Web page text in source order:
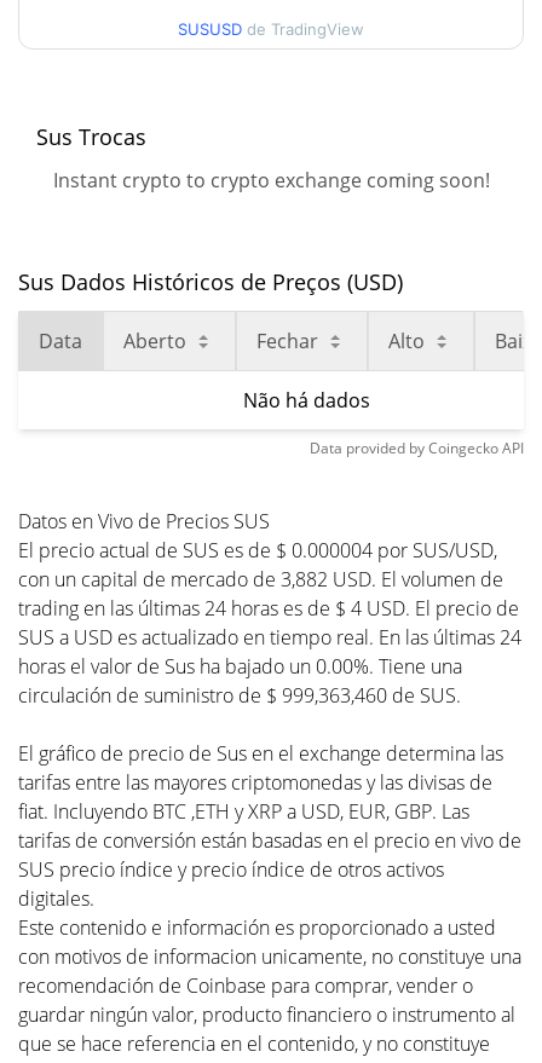
SUSUSD de TradingView
Sus Trocas
Instant crypto to crypto exchange coming soon!
Sus Dados Históricos de Preços (USD)
Data Aberto Fechar Alto
Não há dados
Data provided byCoingeckoAPI
Datos en Vivo de Precios SUS
El precio actual de SUS es de $ 0.000004 por SUS/USD,
con un capital de mercado de 3,882 USD. El volumen de
trading en las últimas 24 horas es de $ 4 USD. El precio de
SUS a USD es actualizado en tiempo real. En las últimas 24
horas el valor de Sus ha bajado un 0.00%. Tiene una
circulación de suministro de $ 999,363,460 de SUS.
El gráfico de precio de Sus en el exchange determina las
tarifas entre las mayores criptomonedas y las divisas de
fiat. Incluyendo BTC ,ETH y XRP a USD, EUR, GBP. Las
tarifas de conversión están basadas en el precio en vivo de
SUS precio índice y precio índice de otros activos
digitales.
Este contenido e información es proporcionado a usted
con motivos de informacion unicamente, no constituye una
recomendación de Coinbase para comprar, vender o
guardar ningún valor, producto financiero o instrumento al
que se hace referencia en el contenido, y no constituye